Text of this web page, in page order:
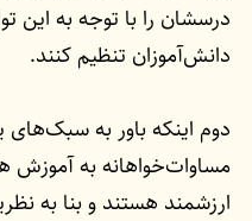
درسشان را با توجه به این
دانش‌آموزان تنظیم کنند.
دوم اینکه باور به سبک‌های
مساوات‌خواهانه به آموزش
ارزشمند هستند و بنا به